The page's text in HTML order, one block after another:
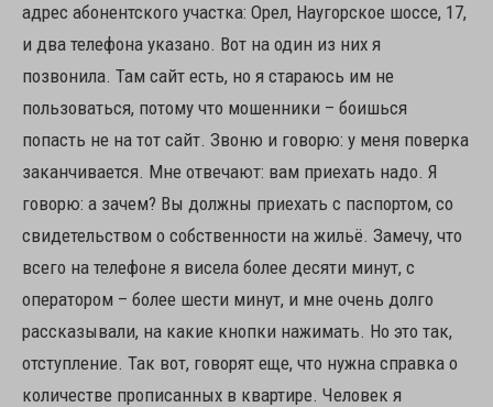
адрес абонентского участка: Орел, Наугорское шоссе, 17,
и два телефона указано. Вот на один из них я
позвонила. Там сайт есть, но я стараюсь им не
пользоваться, потому что мошенники – боишься
попасть не на тот сайт. Звоню и говорю: у меня поверка
заканчивается. Мне отвечают: вам приехать надо. Я
говорю: а зачем? Вы должны приехать с паспортом, со
свидетельством о собственности на жильё. Замечу, что
всего на телефоне я висела более десяти минут, с
оператором – более шести минут, и мне очень долго
рассказывали, на какие кнопки нажимать. Но это так,
отступление. Так вот, говорят еще, что нужна справка о
количестве прописанных в квартире. Человек я